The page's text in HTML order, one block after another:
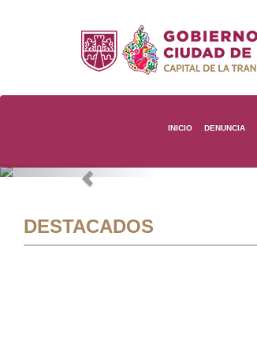
INICIO DENUNCIA
Previous
DESTACADOS